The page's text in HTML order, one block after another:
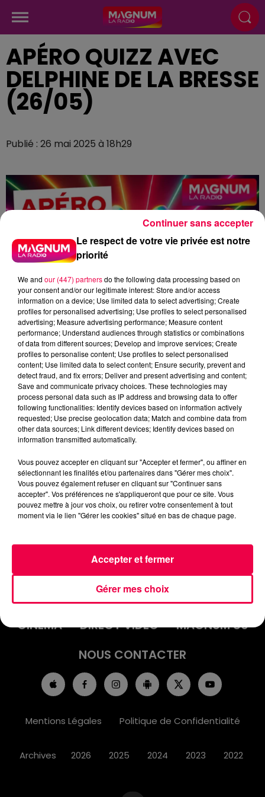
APÉRO QUIZZ AVEC
DELPHINE DE LA BRESSE
(26/05)
Publié : 26 mai 2025 à 18h29
podcasts/2025/05/20250526-APERO-QUIZZ.mp3
INFOS
EMISSIONS
JEUX
PODCASTS
CINÉMA
DIRECT VIDÉO
MAGNUM 80
NOUS CONTACTER
Mentions Légales Politique de Confidentialité
Archives 2026 2025 2024 2023 2022
Le respect de votre vie privée est notre
priorité
We and our (447) partnersdo the following data processing based on
your consent and/or our legitimate interest: Store and/or access
information on a device; Use limited data to select advertising; Create
profiles for personalised advertising; Use profiles to select personalised
advertising; Measure advertising performance; Measure content
performance; Understand audiences through statistics or combinations
of data from different sources; Develop and improve services; Create
profiles to personalise content; Use profiles to select personalised
content; Use limited data to select content; Ensure security, prevent and
detect fraud, and fix errors; Deliver and present advertising and content;
Save and communicate privacy choices. These technologies may
process personal data such as IP address and browsing data to offer
following functionalities: Identify devices based on information actively
requested; Use precise geolocation data; Match and combine data from
other data sources; Link different devices; Identify devices based on
information transmitted automatically.
Vous pouvez accepter en cliquant sur "Accepter et fermer", ou affiner en
sélectionnant les finalités et/ou partenaires dans "Gérer mes choix".
Vous pouvez également refuser en cliquant sur "Continuer sans
accepter". Vos préférences ne s'appliqueront que pour ce site. Vous
pouvez mettre à jour vos choix, ou retirer votre consentement à tout
moment via le lien "Gérer les cookies" situé en bas de chaque page.
Gérer mes choix
Accepter et fermer
Continuer sans accepter